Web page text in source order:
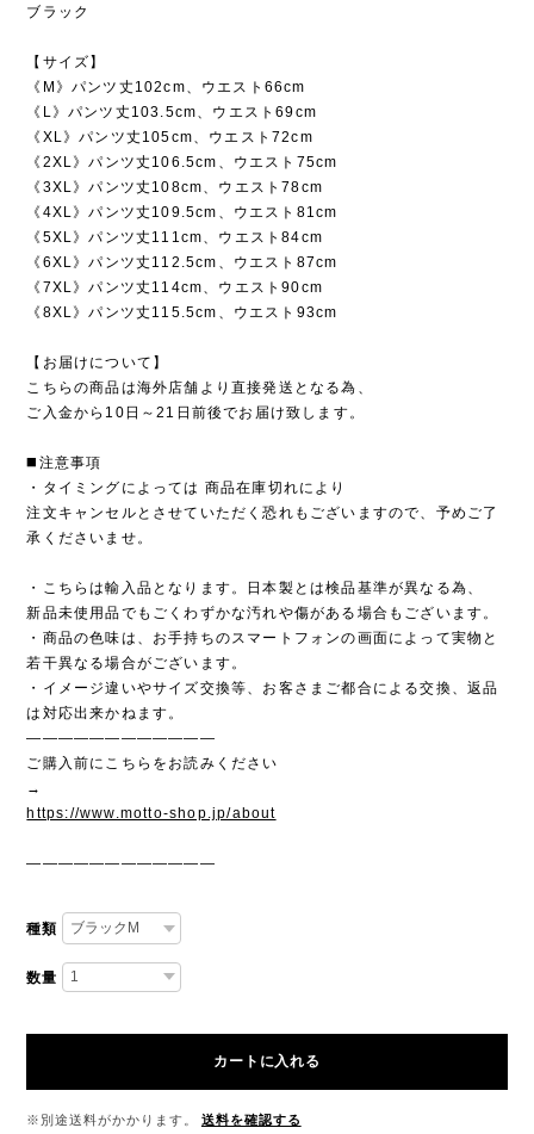
ブラック
【サイズ】
《M》パンツ丈102cm、ウエスト66cm
《L》パンツ丈103.5cm、ウエスト69cm
《XL》パンツ丈105cm、ウエスト72cm
《2XL》パンツ丈106.5cm、ウエスト75cm
《3XL》パンツ丈108cm、ウエスト78cm
《4XL》パンツ丈109.5cm、ウエスト81cm
《5XL》パンツ丈111cm、ウエスト84cm
《6XL》パンツ丈112.5cm、ウエスト87cm
《7XL》パンツ丈114cm、ウエスト90cm
《8XL》パンツ丈115.5cm、ウエスト93cm
【お届けについて】
こちらの商品は海外店舗より直接発送となる為、
ご入金から10日～21日前後でお届け致します。
◼️注意事項
・タイミングによっては 商品在庫切れにより
注文キャンセルとさせていただく恐れもございますので、予めご了
承くださいませ。
・こちらは輸入品となります。日本製とは検品基準が異なる為、
新品未使用品でもごくわずかな汚れや傷がある場合もございます。
・商品の色味は、お手持ちのスマートフォンの画面によって実物と
若干異なる場合がございます。
・イメージ違いやサイズ交換等、お客さまご都合による交換、返品
は対応出来かねます。
————————————
ご購入前にこちらをお読みください
→
https://www.motto-shop.jp/about
————————————
種類
数量
カートに入れる
※別途送料がかかります。
送料を確認する